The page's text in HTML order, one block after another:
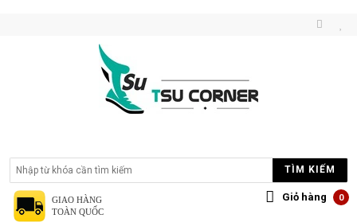
TÌM KIẾM
Giỏ hàng 0
GIAO HÀNG
TOÀN QUỐC